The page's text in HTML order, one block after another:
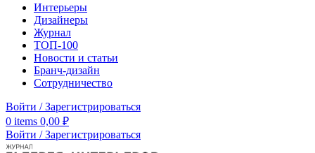
Интерьеры
Дизайнеры
Журнал
ТОП-100
Новости и статьи
Бранч-дизайн
Сотрудничество
Войти / Зарегистрироваться
0 items 0,00 ₽
Войти / Зарегистрироваться